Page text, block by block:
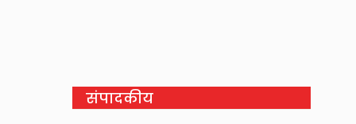
संपादकीय